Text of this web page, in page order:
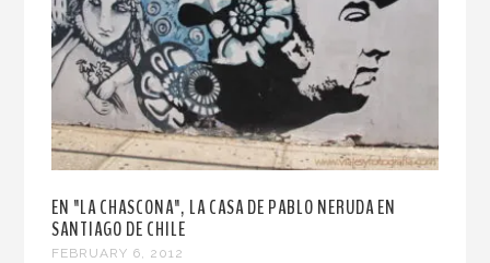
EN "LA CHASCONA", LA CASA DE PABLO NERUDA EN
SANTIAGO DE CHILE
FEBRUARY 6, 2012